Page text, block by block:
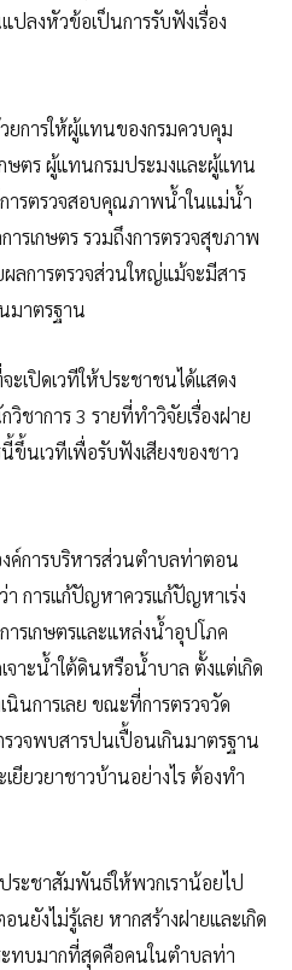
ลงหัวข้อเป็นการรับฟังเรื่อง
ยการให้ผู้แทนของกรมควบคุม
ษตร ผู้แทนกรมประมงและผู้แทน
ารตรวจสอบคุณภาพน้ำในแม่น้ำ
เกษตร รวมถึงการตรวจสุขภาพ
ลการตรวจส่วนใหญ่แม้จะมีสาร
มาตรฐาน
ะเปิดเวทีให้ประชาชนได้แสดง
ชาการ 3 รายที่ทำวิจัยเรื่องฝาย
ขึ้นเวทีเพื่อรับฟังเสียงของชาว
ค์การบริหารส่วนตำบลท่าตอน
า การแก้ปัญหาควรแก้ปัญหาเร่ง
รเกษตรและแหล่งน้ำอุปโภค
จาะน้ำใต้ดินหรือน้ำบาล ตั้งแต่เกิด
นินการเลย ขณะที่การตรวจวัด
วจพบสารปนเปื้อนเกินมาตรฐาน
ยียวยาชาวบ้านอย่างไร ต้องทำ
ระชาสัมพันธ์ให้พวกเราน้อยไป
ยังไม่รู้เลย หากสร้างฝายและเกิด
ทบมากที่สุดคือคนในตำบลท่า